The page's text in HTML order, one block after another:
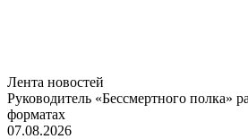
Лента новостей
Руководитель «Бессмертного полка»
форматах
07.08.2026